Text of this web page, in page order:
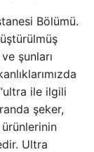
Bölümü.
şunları
ile ilgili
şeker,
Ultra